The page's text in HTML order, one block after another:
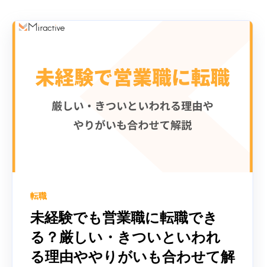
転職
未経験でも営業職に転職でき
る？厳しい・きついといわれ
る理由ややりがいも合わせて解